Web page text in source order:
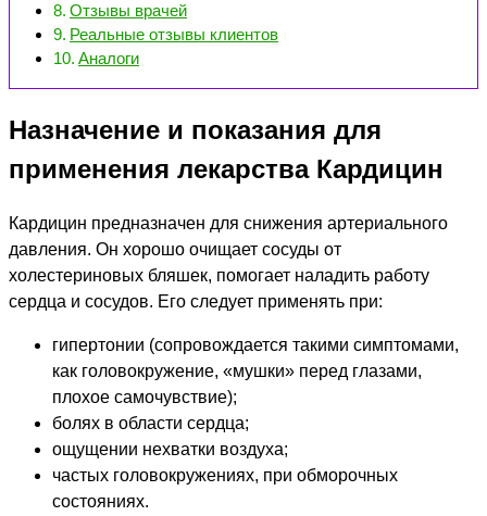
Отзывы врачей
Реальные отзывы клиентов
Аналоги
Назначение и показания для
применения лекарства Кардицин
Кардицин предназначен для снижения артериального
давления. Он хорошо очищает сосуды от
холестериновых бляшек, помогает наладить работу
сердца и сосудов. Его следует применять при:
гипертонии (сопровождается такими симптомами,
как головокружение, «мушки» перед глазами,
плохое самочувствие);
болях в области сердца;
ощущении нехватки воздуха;
частых головокружениях, при обморочных
состояниях.